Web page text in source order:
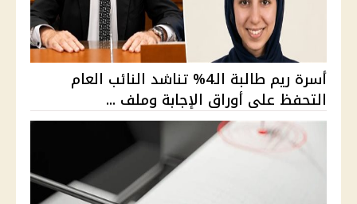
أسرة ريم طالبة الـ4% تناشد النائب العام
التحفظ على أوراق الإجابة وملف ...